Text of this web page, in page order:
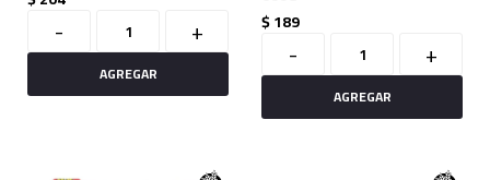
- + $189
- +